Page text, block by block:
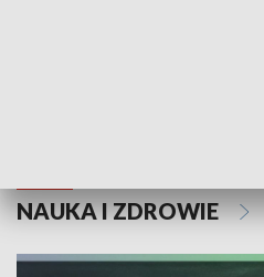
NAUKA I ZDROWIE